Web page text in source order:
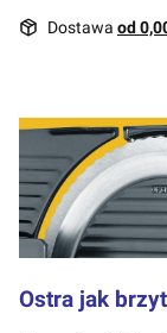
Dostawa od
Ostra jak